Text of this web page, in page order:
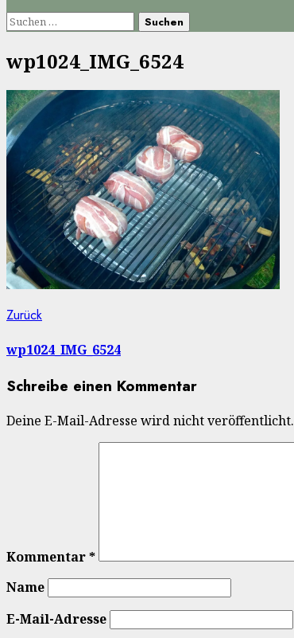
Suchen
wp1024_IMG_6524
Beitragsnavigation
ZurückVorheriger
wp1024_IMG_6524
Schreibe einen Kommentar
Deine E-Mail-Adresse wird nicht veröffentlicht.
Kommentar*
Name
E-Mail-Adresse